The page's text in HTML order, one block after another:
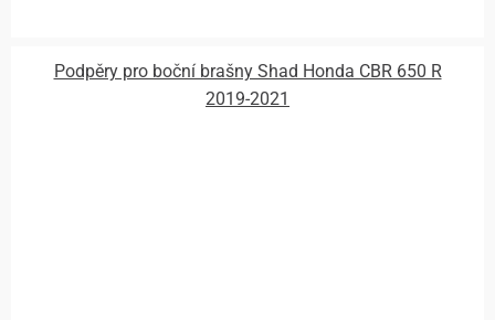
Podpěry pro boční brašny Shad Honda CBR 650 R
2019-2021